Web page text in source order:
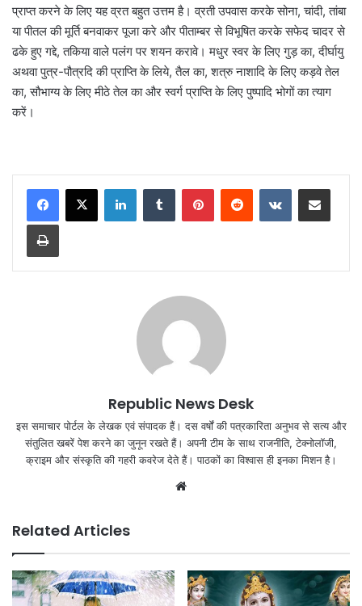
प्राप्त करने के लिए यह व्रत बहुत उत्तम है। व्रती उपवास करके सोना, चांदी, तांबा
या पीतल की मूर्ति बनवाकर पूजा करे और पीताम्बर से विभूषित करके सफेद चादर से
ढके हुए गद्दे, तकिया वाले पलंग पर शयन करावे। मधुर स्वर के लिए गुड़ का, दीर्घायु
अथवा पुत्र-पौत्रदि की प्राप्ति के लिये, तैल का, शत्रु नाशादि के लिए कड़वे तेल
का, सौभाग्य के लिए मीठे तेल का और स्वर्ग प्राप्ति के लिए पुष्पादि भोगों का त्याग
करें।
LinkedInTumblr PinterestReddit VKontakteShare via Email
Print
Republic News Desk
इस समाचार पोर्टल के लेखक एवं संपादक हैं। दस वर्षों की पत्रकारिता अनुभव से सत्य और
संतुलित खबरें पेश करने का जुनून रखते हैं। अपनी टीम के साथ राजनीति, टेक्नोलॉजी,
क्राइम और संस्कृति की गहरी कवरेज देते हैं। पाठकों का विश्वास ही इनका मिशन है।
Related Articles